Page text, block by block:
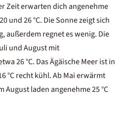
Zeit erwarten dich angenehme
und 26 °C. Die Sonne zeigt sich
außerdem regnet es wenig. Die
und August mit
26 °C. Das Ägäische Meer ist in
°C recht kühl. Ab Mai erwärmt
August laden angenehme 25 °C